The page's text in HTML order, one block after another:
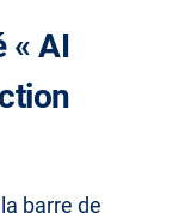
« AI
barre de